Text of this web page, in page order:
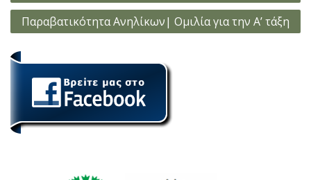
Παραβατικότητα Ανηλίκων| Ομιλία για την Α’ τάξη